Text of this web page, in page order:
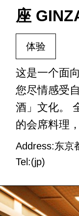
座
体验
这是一个面
您尽情感受
酒」文化。
的会席料理
Address:东京
Tel:(jp)